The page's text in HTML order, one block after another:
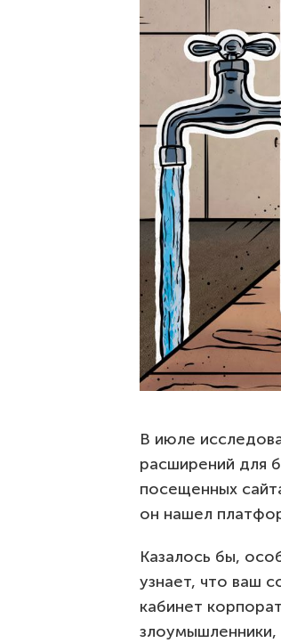
В июле
расширений для
посещенных
он нашел
Казалось бы,
узнает, что ваш
кабинет